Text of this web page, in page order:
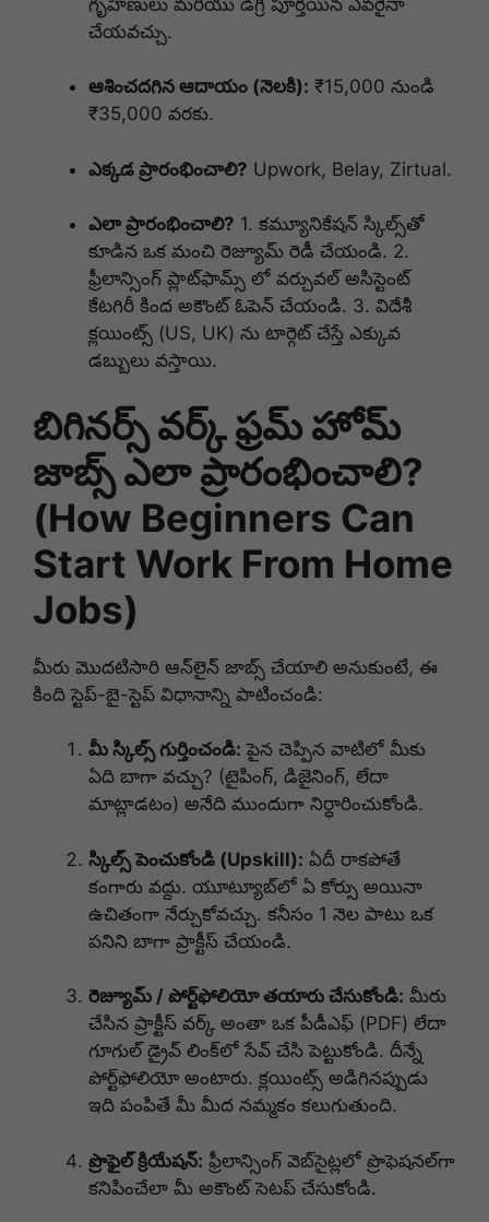
చేయవచ్చు.
ఆశించదగిన ఆదాయం (నెలకి): ₹15,000 నుండి
₹35,000 వరకు.
ఎక్కడ ప్రారంభించాలి? Upwork, Belay, Zirtual.
ఎలా ప్రారంభించాలి? 1. కమ్యూనికేషన్ స్కిల్స్‌తో
కూడిన ఒక మంచి రెజ్యూమ్ రెడీ చేయండి. 2.
ఫ్రీలాన్సింగ్ ప్లాట్‌ఫామ్స్ లో వర్చువల్ అసిస్టెంట్
కేటగిరీ కింద అకౌంట్ ఓపెన్ చేయండి. 3. విదేశీ
క్లయింట్స్ (US, UK) ను టార్గెట్ చేస్తే ఎక్కువ
డబ్బులు వస్తాయి.
బిగినర్స్ వర్క్ ఫ్రమ్ హోమ్
జాబ్స్ ఎలా ప్రారంభించాలి?
(How Beginners Can
Start Work From Home
Jobs)
మీరు మొదటిసారి ఆన్‌లైన్ జాబ్స్ చేయాలి అనుకుంటే, ఈ
కింది స్టెప్-బై-స్టెప్ విధానాన్ని పాటించండి:
మీ స్కిల్స్ గుర్తించండి: పైన చెప్పిన వాటిలో మీకు
ఏది బాగా వచ్చు? (టైపింగ్, డిజైనింగ్, లేదా
మాట్లాడటం) అనేది ముందుగా నిర్ధారించుకోండి.
స్కిల్స్ పెంచుకోండి (Upskill): ఏదీ రాకపోతే
కంగారు వద్దు. యూట్యూబ్‌లో ఏ కోర్సు అయినా
ఉచితంగా నేర్చుకోవచ్చు. కనీసం 1 నెల పాటు ఒక
పనిని బాగా ప్రాక్టీస్ చేయండి.
రెజ్యూమ్ / పోర్ట్‌ఫోలియో తయారు చేసుకోండి: మీరు
చేసిన ప్రాక్టీస్ వర్క్ అంతా ఒక పీడీఎఫ్ (PDF) లేదా
గూగుల్ డ్రైవ్ లింక్‌లో సేవ్ చేసి పెట్టుకోండి. దీన్నే
పోర్ట్‌ఫోలియో అంటారు. క్లయింట్స్ అడిగినప్పుడు
ఇది పంపితే మీ మీద నమ్మకం కలుగుతుంది.
ప్రొఫైల్ క్రియేషన్: ఫ్రీలాన్సింగ్ వెబ్‌సైట్లలో ప్రొఫెషనల్‌గా
కనిపించేలా మీ అకౌంట్ సెటప్ చేసుకోండి.